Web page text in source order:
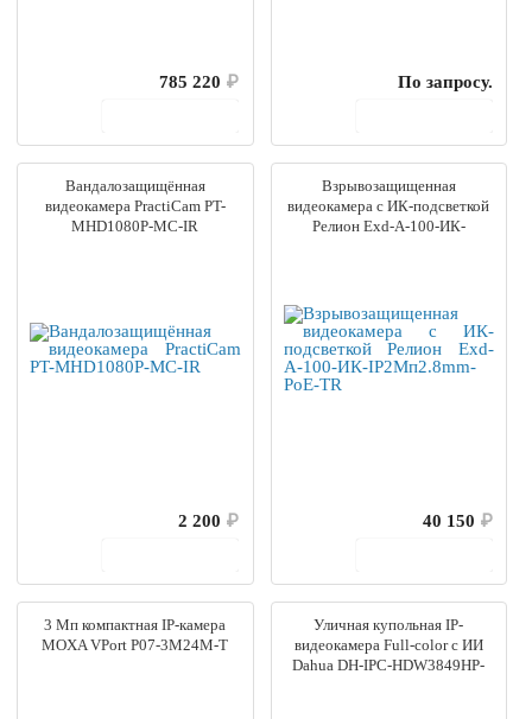
785 220 ₽
По запросу.
Вандалозащищённая
видеокамера PractiCam PT-
MHD1080P-MC-IR
2 200 ₽
Взрывозащищенная
видеокамера с ИК-подсветкой
Релион Exd-А-100-ИК-
40 150 ₽
3 Мп компактная IP-камера
MOXA VPort P07-3M24M-T
Уличная купольная IP-
видеокамера Full-color с ИИ
Dahua DH-IPC-HDW3849HP-